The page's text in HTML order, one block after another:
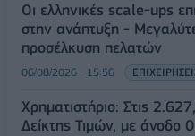
Οι ελληνικές scale-ups
στην ανάπτυξη -
προσέλκυση πελατών
06/08/2026 - 15:56
Χρηματιστήριο: Στις
Δείκτης Τιμών, με άνοδο